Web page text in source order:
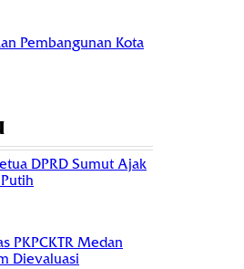
Pembangunan Kota
DPRD Sumut Ajak
PKPCKTR Medan
Dievaluasi